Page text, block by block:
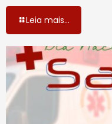
Leia mais...